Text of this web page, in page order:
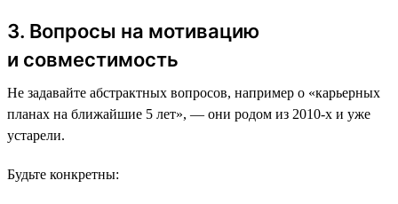
3. Вопросы на мотивацию
и совместимость
Не задавайте абстрактных вопросов, например о «карьерных
планах на ближайшие 5 лет», — они родом из 2010-х и уже
устарели.
Будьте конкретны: